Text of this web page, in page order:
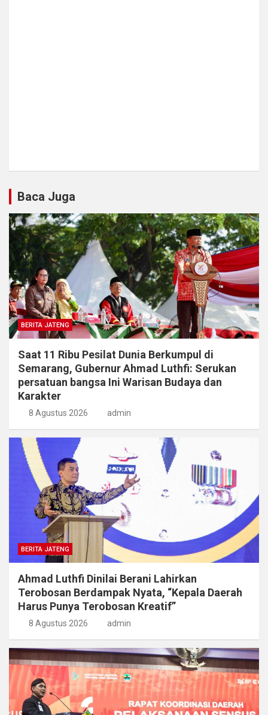
Baca Juga
BERITA JATENG
Saat 11 Ribu Pesilat Dunia Berkumpul di
Semarang, Gubernur Ahmad Luthfi: Serukan
persatuan bangsa Ini Warisan Budaya dan
Karakter
8 Agustus 2026 admin
BERITA JATENG
Ahmad Luthfi Dinilai Berani Lahirkan
Terobosan Berdampak Nyata, “Kepala Daerah
Harus Punya Terobosan Kreatif”
8 Agustus 2026 admin